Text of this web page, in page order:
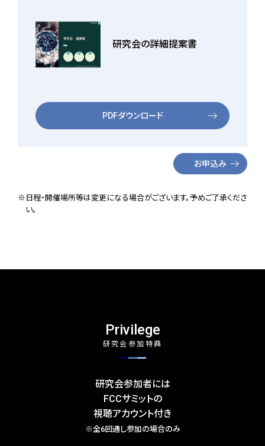
研究会の詳細提案書
PDFダウンロード
お申込み
※日程・開催場所等は変更になる場合がございます。予めご了承くださ
い。
Privilege
研究会参加特典
研究会参加者には
FCCサミットの
視聴アカウント付き
※全6回通し参加の場合のみ